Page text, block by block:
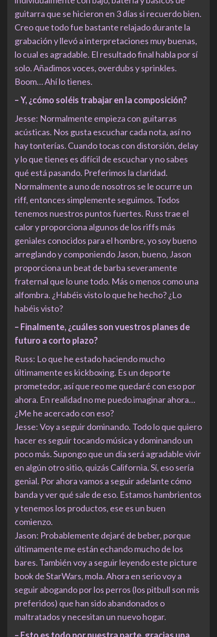
guitarra que se hicieron en 3 días si recuerdo bien.
Creo que todo fue bastante relajado durante la
grabación y llevó a interpretaciones muy buenas,
lo cual es agradable. El resultado final habla por sí
solo. Añadimos voces, overdubs y sprinkles.
Boom… Ahí lo tienes.
– Y, ¿cómo soléis trabajar en la composición?
Jesse: Normalmente empieza con guitarras
acústicas. Nos gusta escuchar cada nota, así no
hay tonterías. Cuando tocas con distorsión, delay
y lo que tienes es difícil de escuchar y no sabes
qué está pasando. Preferimos la claridad.
Normalmente a uno de nosotros se le ocurre un
riff, entonces simplemente seguimos. Todos
tenemos nuestros puntos fuertes. Russ trae el
calor y proporciona algunos de los riffs más
geniales conocidos para el hombre, yo soy bueno
arreglando y componiendo Jason, bueno, Jason
proporciona un beat de barba severamente
fraternal que lo une todo. Más o menos como una
alfombra. ¿Habéis visto lo que he hecho? ¿Lo
habéis visto?
– Finalmente, ¿cuáles son vuestros planes de
futuro a corto plazo?
Russ: Lo que he estado haciendo mucho
últimamente es kickboxing. Es un deporte
prometedor, así que reo me quedaré con eso por
ahora. En realidad no me puedo imaginar ahora…
¿Me he acercado con eso?
Jesse: Voy a seguir dominando. Todo lo que quiero
hacer es seguir tocando música y dominando un
poco más. Supongo que un día será agradable vivir
en algún otro sitio, quizás California. Sí, eso sería
genial. Por ahora vamos a seguir adelante cómo
banda y ver qué sale de eso. Estamos hambrientos
y tenemos los productos, ese es un buen
comienzo.
Jason: Probablemente dejaré de beber, porque
últimamente me están echando mucho de los
bares. También voy a seguir leyendo este picture
book de StarWars, mola. Ahora en serio voy a
seguir abogando por los perros (los pitbull son mis
preferidos) que han sido abandonados o
maltratados y necesitan un nuevo hogar.